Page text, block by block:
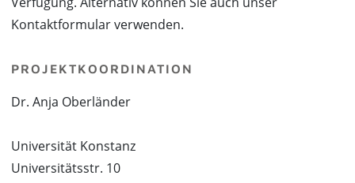
Kontaktformular verwenden.
PROJEKTKOORDINATION
Dr. Anja Oberländer
Universität Konstanz
Universitätsstr. 10